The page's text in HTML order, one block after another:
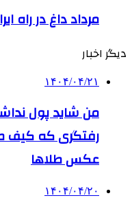
مرداد داغ در راه
دیگر اخبار
۱۴۰۴/۰۴/۲۱
من شاید پول
رفتگری که کیف
عکس طلاها
۱۴۰۴/۰۴/۲۰